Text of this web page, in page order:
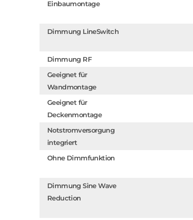
Einbaumontage
Dimmung LineSwitch
Dimmung RF
Geeignet für
Wandmontage
Geeignet für
Deckenmontage
Notstromversorgung
integriert
Ohne Dimmfunktion
Dimmung Sine Wave
Reduction